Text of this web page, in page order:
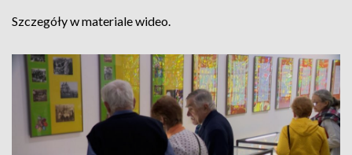
Szczegóły w materiale wideo.